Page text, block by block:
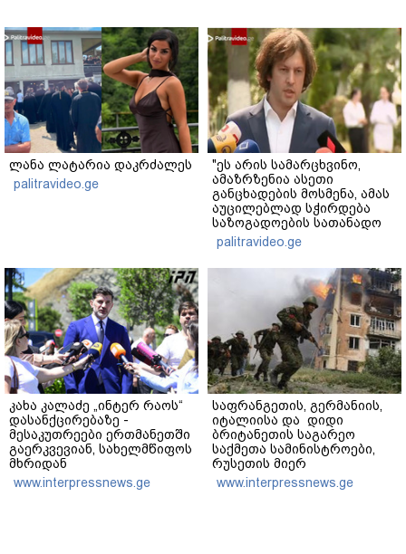
ლანა ლატარია დაკრძალეს
palitravideo.ge
"ეს არის სამარცხვინო,
ამაზრზენია ასეთი
განცხადების მოსმენა, ამას
აუცილებლად სჭირდება
საზოგადოების სათანადო
რეაქცია" - ირაკლი
კობახიძე
palitravideo.ge
კახა კალაძე „ინტერ რაოს“
დასანქცირებაზე -
მესაკუთრეები ერთმანეთში
გაერკვევიან, სახელმწიფოს
მხრიდან
ბიზნესსაქმიანობაში
უხეშად ჩარევა,
www.interpressnews.ge
საფრანგეთის, გერმანიის,
იტალიისა და დიდი
ბრიტანეთის საგარეო
საქმეთა სამინისტროები,
რუსეთის მიერ
საქართველოს ოკუპაციის
მორიგ წლისთავთან
www.interpressnews.ge